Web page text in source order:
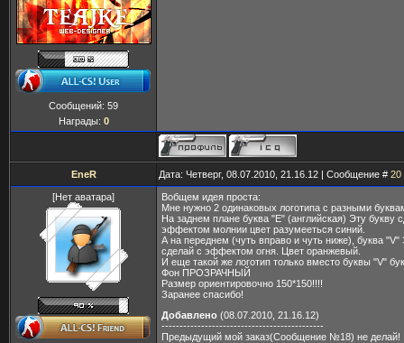
Сообщений: 59
Награды: 0
EneR Дата: Четверг, 08.07.2010, 21.16.12 | Сообщение # 20
[Нет аватара]
Вобщем идея проста:
Мне нужно 2 одинаковых логотипа с разными
На заднем плане буква "E" (английская) Эту букву
эффектом молнии цвет разумееться синий.
А на переднем (чуть вправо и чуть ниже), буква "V"
сделай с эффектом огня. Цвет оранжевый.
И еще такой же логотип только вместо буквы "V"
Фон ПРОЗРАЧНЫЙ
Размер ориентировочно 150*150!!!!
Заранее спасибо!
Добавлено (08.07.2010, 21.16.12)
---------------------------------------------
Предыдущий мой заказ(Сообщение №18) не делай!